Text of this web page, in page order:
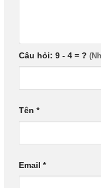
Câu hỏi: 9 - 4 = ?
Tên *
Email *